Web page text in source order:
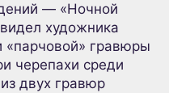
— «Ночной
художника
гравюры
черепахи среди
двух гравюр